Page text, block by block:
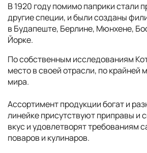
В 1920 году помимо паприки стали
другие специи, и были созданы
в Будапеште, Берлине, Мюнхене,
Йорке.
По собственным исследованиям
место в своей отрасли, по крайней
мира.
Ассортимент продукции богат и
линейке присутствуют приправы и
вкус и удовлетворят требованиям
поваров и кулинаров.